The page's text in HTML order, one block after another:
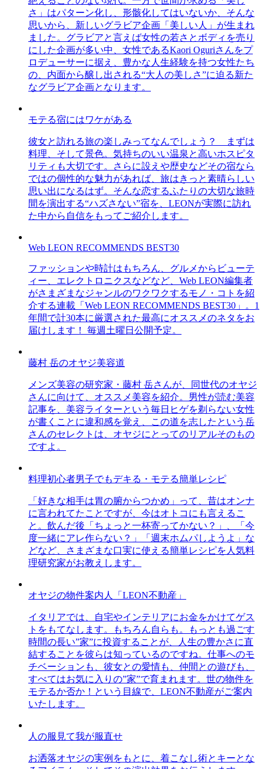
さ」はパターン化し、形骸化してはいないか、そんな
思いから、新しいグラビア企画「美しい人」が生まれ
ました。グラビアと言えば女性の若さとボディを売り
にした企画が多い中、女性であるKaori Oguriさんをプ
ロデューサーに据え、豊かな人生経験を持つ女性たち
の、内面から醸し出される“大人の美しさ”に迫る新た
なグラビア企画となります。
モテる宿にはワケがある
彼女と訪れる旅の楽しみってなんでしょう？ まずは
料理、そして景色。気持ちのいい温泉と高いホスピタ
リティも大切です。さらに設えや歴史などその宿なら
ではの個性的な魅力があれば、旅はきっと素晴らしい
思い出になるはず。そんな恋するふたりの大切な旅時
間を演出する“ハズさない”宿を、LEONが実際に訪れ
た中から自信をもってご紹介します。
Web LEON RECOMMENDS BEST30
ファッションや時計はもちろん、グルメからビューテ
ィー、エレクトロニクスなどなど、Web LEON編集者
がさまざまなジャンルのワクワクするモノ・コトを紹
介する連載「Web LEON RECOMMENDS BEST30」。1
年間で計30本に厳選された最高にオススメのネタをお
届けします！ 毎週土曜日公開予定。
藤村 岳のオヤジ美容道
メンズ美容の研究家・藤村 岳さんが、同世代のオヤジ
さんに向けて、オススメ美容を紹介。男性が読む美容
記事を、美容ライターという毎日ヒゲを剃らない女性
が書くことに違和感を覚え、この道を志したという岳
さんのセレクトは、オヤジにとってのリアルそのもの
ですよ。
料理初心者男子でもデキる・モテる簡単レシピ
「好きな相手は胃の腑からつかめ」って、昔はオンナ
に言われてたことですが、今はオトコにも言えるこ
と。飲んだ後「ちょっと一杯寄ってかない？」、「今
度一緒にアレ作らない？」「週末ホムパしようよ」な
どなど、さまざまな口実に使える簡単レシピを人気料
理研究家がお教えします。
オヤジの物件案内人「LEON不動産」
イタリアでは、自宅やインテリアにお金をかけてゲス
トをもてなします。もちろん自らも。もっとも過ごす
時間の長い”家”に投資することが、人生の豊かさに直
結することを彼らは知っているのですね。仕事へのモ
チベーションも、彼女との愛情も、仲間との遊びも、
すべてはお気に入りの”家”で育まれます。世の物件を
モテるか否か！という目線で、LEON不動産がご案内
いたします。
人の服見て我が服直せ
お洒落オヤジの実例をもとに、着こなし術とキーとな